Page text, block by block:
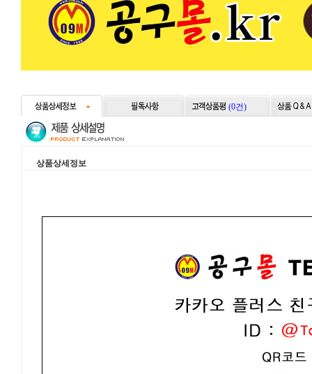
(0건)
상품상세정보